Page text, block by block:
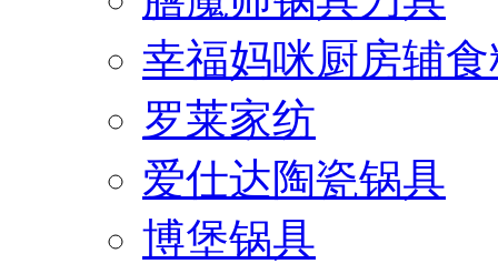
幸福妈咪厨房辅
罗莱家纺
爱仕达陶瓷锅具
博堡锅具